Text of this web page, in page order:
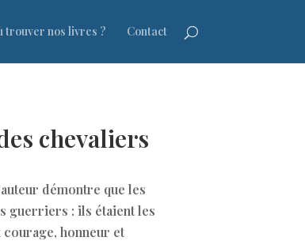
trouver nos livres ? Contact
chevaliers
démontre que les
guerriers : ils étaient les
courage, honneur et